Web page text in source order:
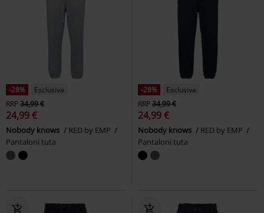
-28%
Esclusiva
RRP34,99 €
24,99 €
Nobody knows
RED by EMP
Pantaloni tuta
-28%
Esclusiva
RRP34,99 €
24,99 €
Nobody knows
RED by EMP
Pantaloni tuta